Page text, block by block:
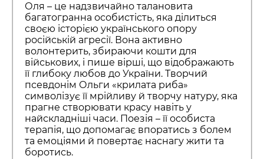
Оля – це надзвичайно талановита
багатогранна особистість, яка ділиться
своєю історією українського опору
російській агресії. Вона активно
волонтерить, збираючи кошти для
військових, і пише вірші, що відображають
її глибоку любов до України. Творчий
псевдонім Ольги «крилата риба»
символізує її мрійливу й творчу натуру, яка
прагне створювати красу навіть у
найскладніші часи. Поезія – її особиста
терапія, що допомагає впоратись з болем
та емоціями й повертає наснагу жити та
боротись.